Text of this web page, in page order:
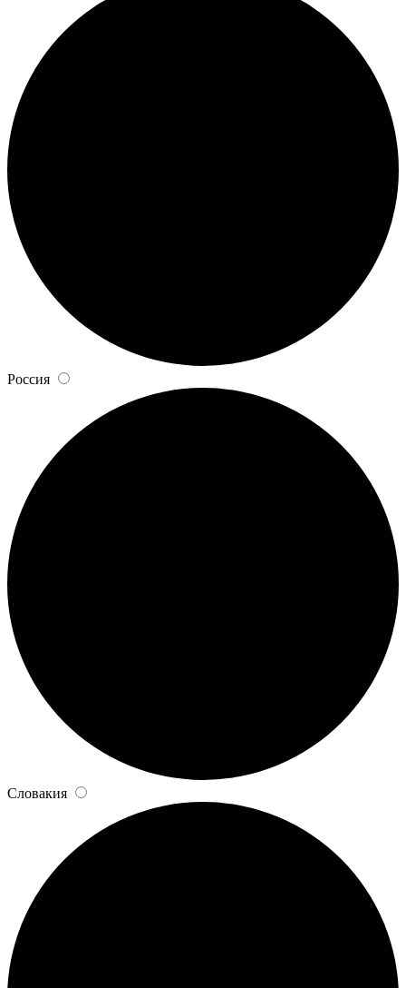
Россия
Словакия